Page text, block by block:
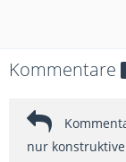
Kommentare